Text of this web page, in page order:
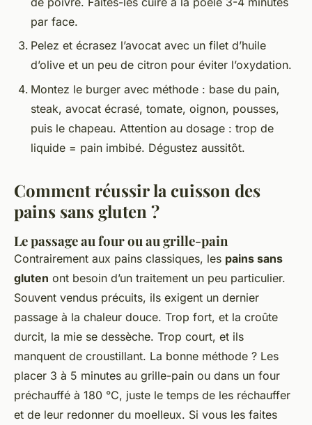
par face.
Pelez et écrasez l’avocat avec un filet d’huile
d’olive et un peu de citron pour éviter l’oxydation.
Montez le burger avec méthode : base du pain,
steak, avocat écrasé, tomate, oignon, pousses,
puis le chapeau. Attention au dosage : trop de
liquide = pain imbibé. Dégustez aussitôt.
Comment réussir la cuisson des
pains sans gluten ?
Le passage au four ou au grille-pain
Contrairement aux pains classiques, les pains sans
gluten ont besoin d’un traitement un peu particulier.
Souvent vendus précuits, ils exigent un dernier
passage à la chaleur douce. Trop fort, et la croûte
durcit, la mie se dessèche. Trop court, et ils
manquent de croustillant. La bonne méthode ? Les
placer 3 à 5 minutes au grille-pain ou dans un four
préchauffé à 180 °C, juste le temps de les réchauffer
et de leur redonner du moelleux. Si vous les faites